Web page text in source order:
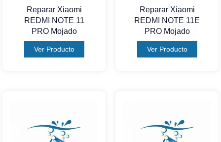
Reparar Xiaomi
REDMI NOTE 11
PRO Mojado
Ver Producto
Reparar Xiaomi
REDMI NOTE 11E
PRO Mojado
Ver Producto